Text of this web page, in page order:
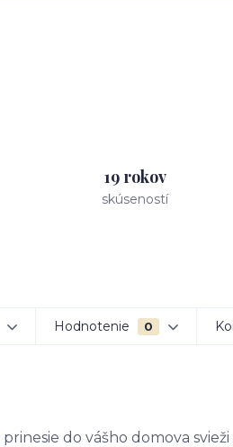
19 rokov
skúseností
Hodnotenie 0
prinesie do vášho domova